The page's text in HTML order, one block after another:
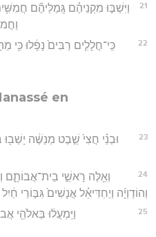
21
וַיִּשְׁבּ֣וּ מִקְנֵיהֶ֗ם גְּֽמַלֵּיהֶ֞ם
22
כִּֽי־חֲלָלִ֤ים רַבִּים֙ נָפָ֔לוּ
en
23
וּבְנֵ֗י חֲצִי֙ שֵׁ֣בֶט מְנַשֶּׁ֔ה
24
וְאֵ֖לֶּה רָאשֵׁ֣י בֵית־אֲבוֹתָ֑ם
וְהוֹדַוְיָ֜ה וְיַחְדִּיאֵ֗ל אֲנָשִׁים֙ גִּבּ֣וֹרֵי
25
וַיִּֽמְעֲל֔וּ בֵּאלֹהֵ֖י